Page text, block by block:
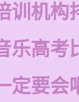
训机构
乐高考
定要会